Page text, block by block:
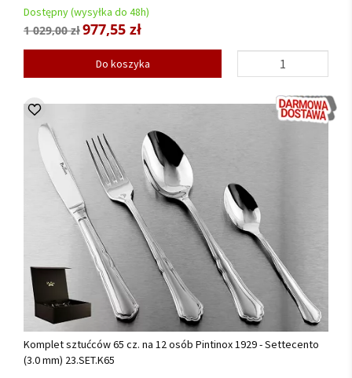
Dostępny (wysyłka do 48h)
1 029,00 zł977,55 zł
Do koszyka
Komplet sztućców 65 cz. na 12 osób Pintinox 1929 - Settecento
(3.0 mm) 23.SET.K65